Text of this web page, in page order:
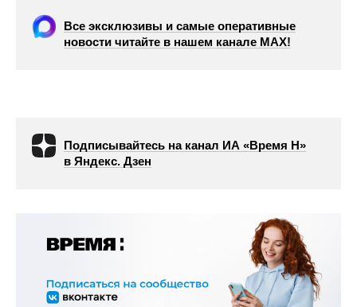
Все эксклюзивы и самые оперативные
новости читайте в нашем канале МАХ!
Подписывайтесь на канал ИА «Время Н»
в Яндекс. Дзен